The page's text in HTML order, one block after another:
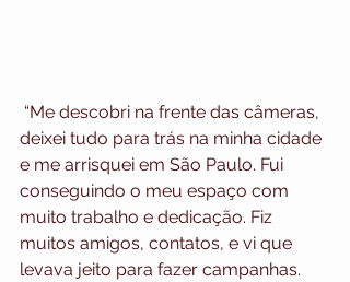
deixei tudo para trás na minha cidade
e me arrisquei em São Paulo. Fui
conseguindo o meu espaço com
muito trabalho e dedicação. Fiz
muitos amigos, contatos, e vi que
levava jeito para fazer campanhas.